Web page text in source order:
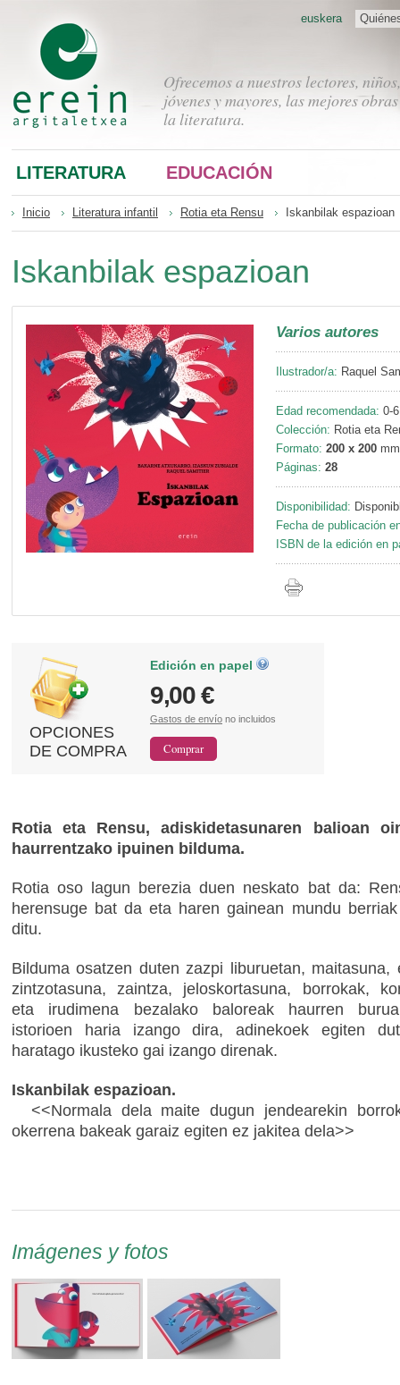
Ofrecemos a nuestros lectores, niños,
jóvenes y mayores, las mejores
la literatura.
euskera
LITERATURA EDUCACIÓN
Inicio Literatura infantil Rotia eta Rensu Iskanbilak espazioan
Iskanbilak espazioan
Varios autores
Ilustrador/a: Raquel
Edad recomendada: 0-
Colección: Rotia eta
Formato: 200 x 200 mm
Páginas: 28
Disponibilidad:
Fecha de publicación
ISBN de la edición en
OPCIONES
DE COMPRA
Edición en papel
9,00 €
Gastos de envío no incluidos
Rotia eta Rensu, adiskidetasunaren balioan
haurrentzako ipuinen bilduma.
Rotia oso lagun berezia duen neskato bat da:
herensuge bat da eta haren gainean mundu
ditu.
Bilduma osatzen duten zazpi liburuetan, maitasuna,
zintzotasuna, zaintza, jeloskortasuna, borrokak,
eta irudimena bezalako baloreak haurren
istorioen haria izango dira, adinekoek egiten
haratago ikusteko gai izango direnak.
Iskanbilak espazioan.
<<Normala dela maite dugun jendearekin
okerrena bakeak garaiz egiten ez jakitea dela>>
Imágenes y fotos